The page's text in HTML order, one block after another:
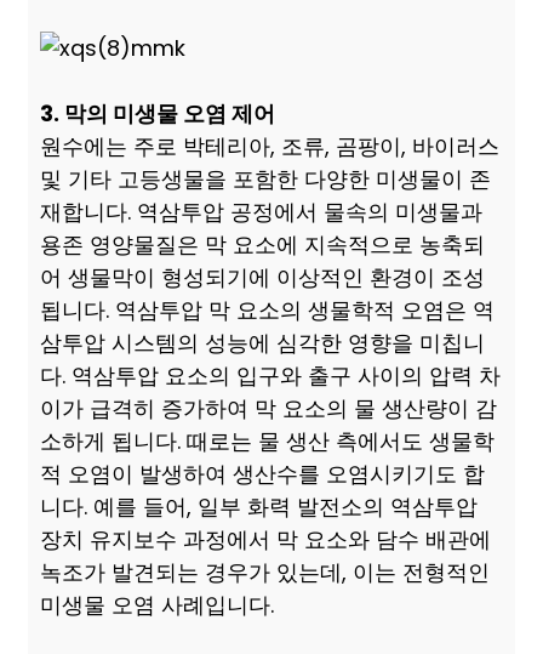
3. 막의 미생물 오염 제어
원수에는 주로 박테리아, 조류, 곰팡이, 바이러스
및 기타 고등생물을 포함한 다양한 미생물이 존
재합니다. 역삼투압 공정에서 물속의 미생물과
용존 영양물질은 막 요소에 지속적으로 농축되
어 생물막이 형성되기에 이상적인 환경이 조성
됩니다. 역삼투압 막 요소의 생물학적 오염은 역
삼투압 시스템의 성능에 심각한 영향을 미칩니
다. 역삼투압 요소의 입구와 출구 사이의 압력 차
이가 급격히 증가하여 막 요소의 물 생산량이 감
소하게 됩니다. 때로는 물 생산 측에서도 생물학
적 오염이 발생하여 생산수를 오염시키기도 합
니다. 예를 들어, 일부 화력 발전소의 역삼투압
장치 유지보수 과정에서 막 요소와 담수 배관에
녹조가 발견되는 경우가 있는데, 이는 전형적인
미생물 오염 사례입니다.